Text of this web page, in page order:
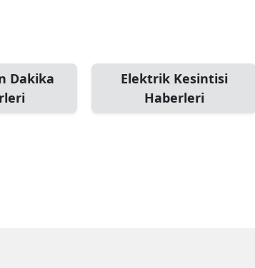
Dakika
Elektrik Kesintisi
Haberleri